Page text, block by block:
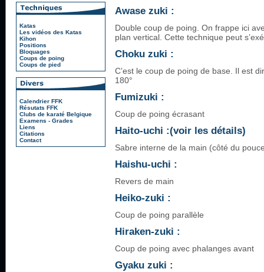
Katas
Les vidéos des Katas
Kihon
Positions
Bloquages
Coups de poing
Coups de pied
Calendrier FFK
Résutats FFK
Clubs de karaté Belgique
Examens - Grades
Liens
Citations
Contact
Awase zuki :
Double coup de poing. On frappe ici
plan vertical. Cette technique peut
Choku zuki :
C’est le coup de poing de base. Il est
180°
Fumizuki :
Coup de poing écrasant
Haito-uchi :(voir les détails)
Sabre interne de la main (côté du
Haishu-uchi :
Revers de main
Heiko-zuki :
Coup de poing parallèle
Hiraken-zuki :
Coup de poing avec phalanges avant
Gyaku zuki :